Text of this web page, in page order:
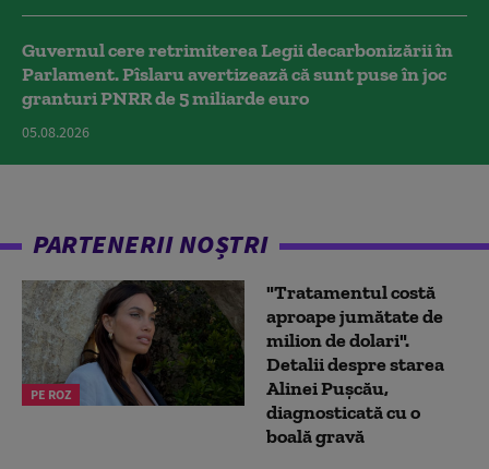
Guvernul cere retrimiterea Legii decarbonizării în
Parlament. Pîslaru avertizează că sunt puse în joc
granturi PNRR de 5 miliarde euro
05.08.2026
PARTENERII NOȘTRI
PE ROZ
"Tratamentul costă
aproape jumătate de
milion de dolari".
Detalii despre starea
Alinei Pușcău,
diagnosticată cu o
boală gravă